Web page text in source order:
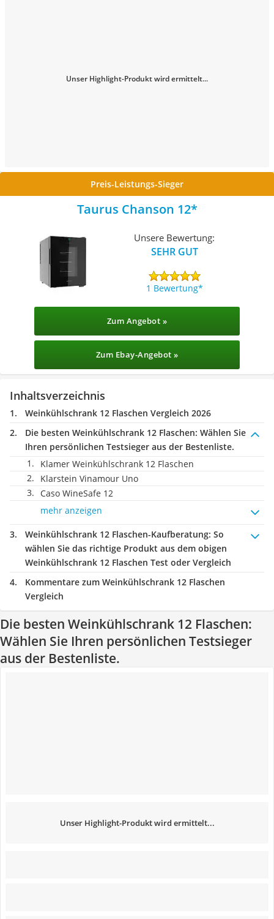
Unser Highlight-Produkt wird ermittelt...
Preis-Leistungs-Sieger
Taurus Chanson 12
Unsere Bewertung:
SEHR GUT
1 Bewertung
Zum Angebot »
Zum Ebay-Angebot »
Inhaltsverzeichnis
Weinkühlschrank 12 Flaschen Vergleich 2026
Die besten Weinkühlschrank 12 Flaschen: Wählen Sie
Ihren persönlichen Testsieger aus der Bestenliste.
Klamer Weinkühlschrank 12 Flaschen
Klarstein Vinamour Uno
Caso WineSafe 12
mehr anzeigen
Weinkühlschrank 12 Flaschen-Kaufberatung: So
wählen Sie das richtige Produkt aus dem obigen
Weinkühlschrank 12 Flaschen Test oder Vergleich
Kommentare zum Weinkühlschrank 12 Flaschen
Vergleich
Die besten Weinkühlschrank 12 Flaschen:
Wählen Sie Ihren persönlichen Testsieger
aus der Bestenliste.
Unser Highlight-Produkt wird ermittelt...